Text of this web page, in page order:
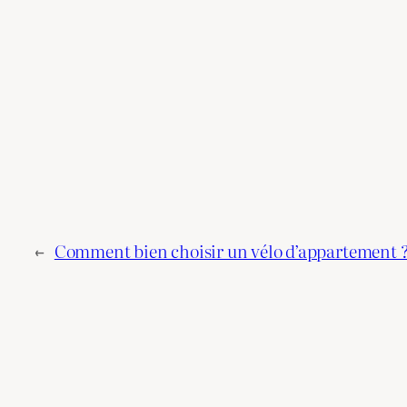
← Comment bien choisir un vélo d’appartement ?